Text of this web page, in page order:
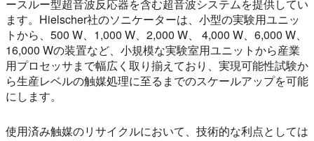
ースルー型超音波反応器を含む超音波システムを提供してい
ます。Hielscher社のソニケーターは、小型の実験用ユニッ
トから、500 W、1,000 W、2,000 W、 4,000 W、6,000 W、
16,000 Wの装置など、小規模な実験室用ユニットから産業
用プロセッサまで幅広く取り揃えており、実現可能性試験か
ら生産レベルの触媒処理に至るまでのスケールアップを可能
にします。
使用済み触媒のリサイクルにおいて、技術的な利点としては